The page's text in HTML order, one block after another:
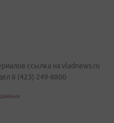
ссылка на vladnews.ru
8 (423) 249-8800